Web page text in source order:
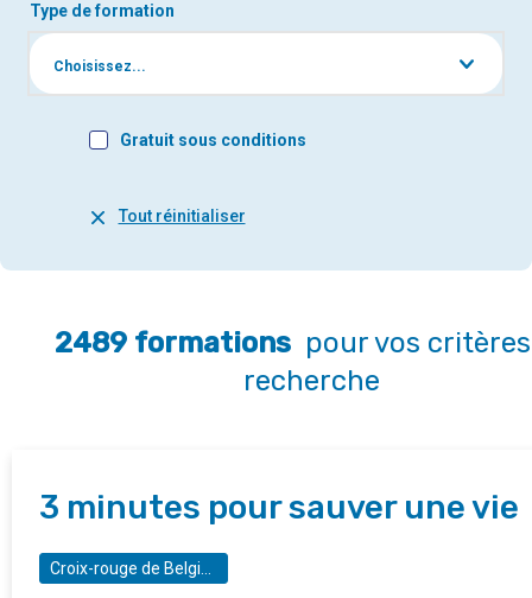
Type de formation
Choisissez...
Gratuit sous conditions
Tout réinitialiser
2489 formations pour vos
recherche
3 minutes pour sauver une vie